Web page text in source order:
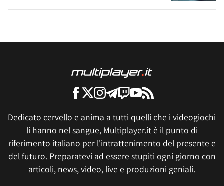
Dedicato cervello e anima a tutti quelli che i videogiochi
li hanno nel sangue, Multiplayer.it è il punto di
riferimento italiano per l'intrattenimento del presente e
del futuro. Preparatevi ad essere stupiti ogni giorno con
articoli, news, video, live e produzioni geniali.